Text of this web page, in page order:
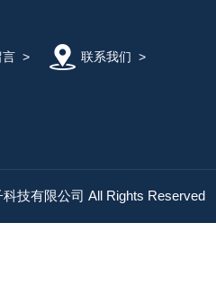
言> 联系我们 >
技有限公司 All Rights Reserved